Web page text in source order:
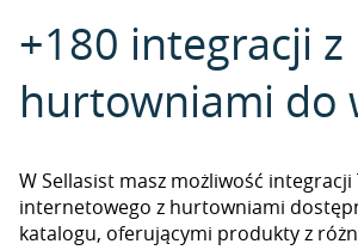
+180 integracji z
hurtowniami do
W Sellasist masz możliwość
internetowego z hurtowniami
katalogu, oferującymi produkty z